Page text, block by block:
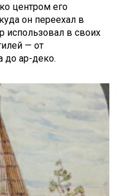
центром его
он переехал в
использовал в своих
— от
до ар-деко.